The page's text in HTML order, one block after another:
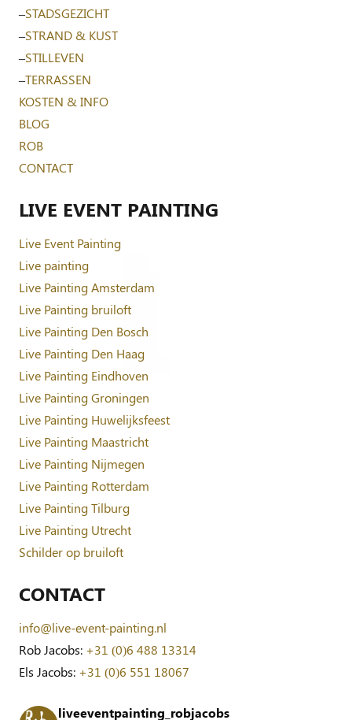
–STADSGEZICHT
–STRAND & KUST
–STILLEVEN
–TERRASSEN
KOSTEN & INFO
BLOG
ROB
CONTACT
LIVE EVENT PAINTING
Live Event Painting
Live painting
Live Painting Amsterdam
Live Painting bruiloft
Live Painting Den Bosch
Live Painting Den Haag
Live Painting Eindhoven
Live Painting Groningen
Live Painting Huwelijksfeest
Live Painting Maastricht
Live Painting Nijmegen
Live Painting Rotterdam
Live Painting Tilburg
Live Painting Utrecht
Schilder op bruiloft
CONTACT
info@live-event-painting.nl
Rob Jacobs: +31 (0)6 488 13314
Els Jacobs: +31 (0)6 551 18067
liveeventpainting_robjacobs